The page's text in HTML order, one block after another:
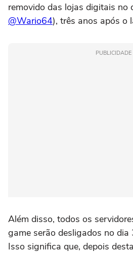
removido das lojas digitais no
@Wario64), três anos após o
PUBLICIDADE
Além disso, todos os
game serão desligados no
Isso significa que, depois